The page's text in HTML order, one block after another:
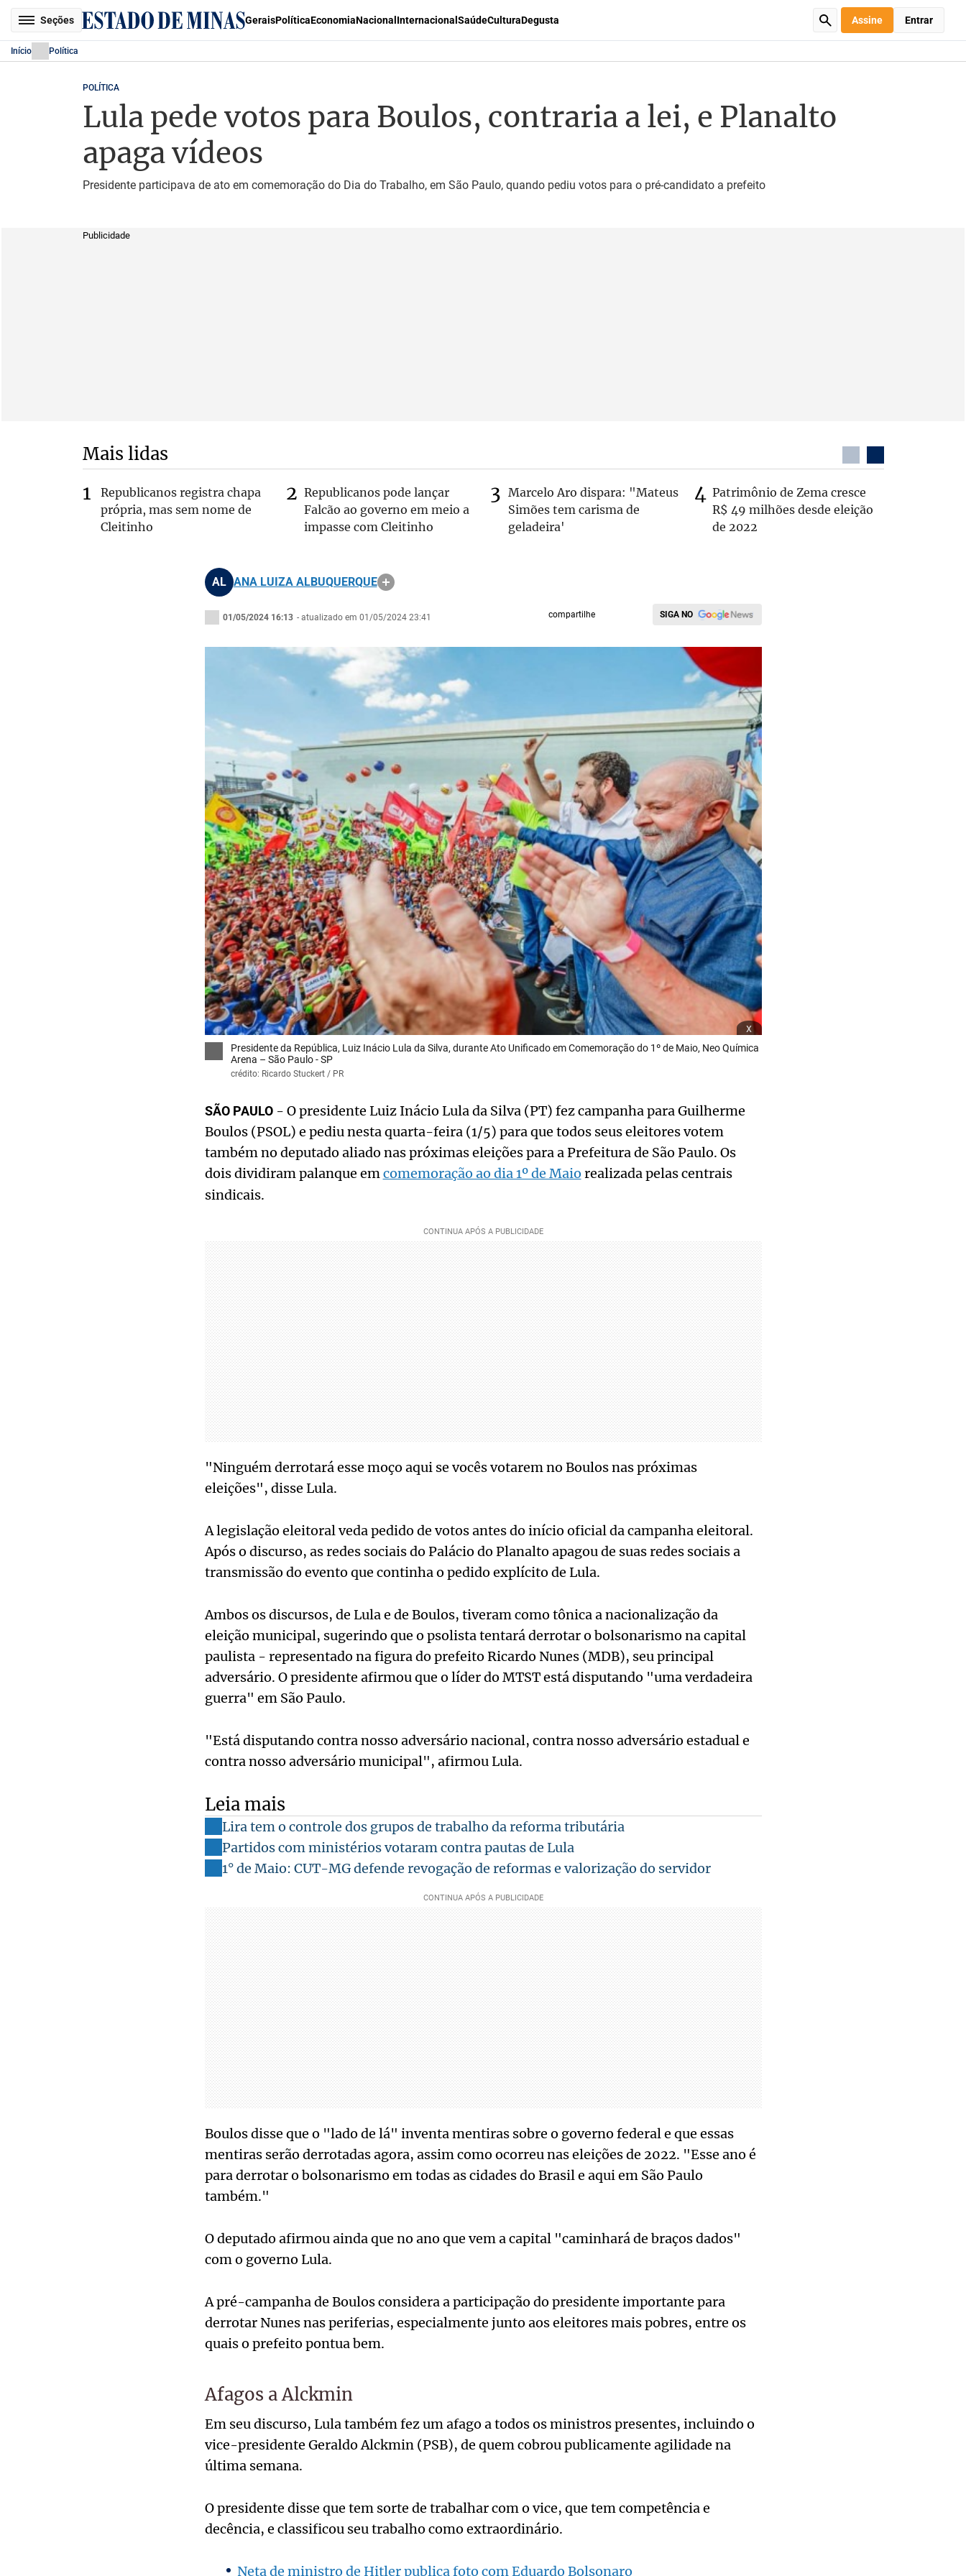
Seções GeraisPolíticaEconomiaNacional Internacional SaúdeCulturaDegusta Assine Entrar
Início Política
POLÍTICA
Lula pede votos para Boulos, contraria a lei, e Planalto
apaga vídeos
Presidente participava de ato em comemoração do Dia do Trabalho, em São Paulo, quando pediu votos para o pré-candidato a prefeito
Publicidade
Mais lidas
Republicanos registra chapa
própria, mas sem nome de
Cleitinho
Republicanos pode lançar
Falcão ao governo em meio a
impasse com Cleitinho
Marcelo Aro dispara: "Mateus
Simões tem carisma de
geladeira'
Patrimônio de Zema cresce
R$ 49 milhões desde eleição
de 2022
AL ANA LUIZA ALBUQUERQUE
01/05/2024 16:13 - atualizado em 01/05/2024 23:41 compartilhe SIGA NO
x
Presidente da República, Luiz Inácio Lula da Silva, durante Ato Unificado em Comemoração do 1º de Maio, Neo Química
Arena – São Paulo - SP
crédito: Ricardo Stuckert / PR
SÃO PAULO- O presidente Luiz Inácio Lula da Silva (PT) fez campanha para Guilherme
Boulos (PSOL) e pediu nesta quarta-feira (1/5) para que todos seus eleitores votem
também no deputado aliado nas próximas eleições para a Prefeitura de São Paulo. Os
dois dividiram palanque emcomemoração ao dia 1º de Maio realizada pelas centrais
sindicais.
"Ninguém derrotará esse moço aqui se vocês votarem no Boulos nas próximas
eleições", disse Lula.
A legislação eleitoral veda pedido de votos antes do início oficial da campanha eleitoral.
Após o discurso, as redes sociais do Palácio do Planalto apagou de suas redes sociais a
transmissão do evento que continha o pedido explícito de Lula.
Ambos os discursos, de Lula e de Boulos, tiveram como tônica a nacionalização da
eleição municipal, sugerindo que o psolista tentará derrotar o bolsonarismo na capital
paulista - representado na figura do prefeito Ricardo Nunes (MDB), seu principal
adversário. O presidente afirmou que o líder do MTST está disputando "uma verdadeira
guerra" em São Paulo.
"Está disputando contra nosso adversário nacional, contra nosso adversário estadual e
contra nosso adversário municipal", afirmou Lula.
Leia mais
Lira tem o controle dos grupos de trabalho da reforma tributária
Partidos com ministérios votaram contra pautas de Lula
1° de Maio: CUT-MG defende revogação de reformas e valorização do servidor
Boulos disse que o "lado de lá" inventa mentiras sobre o governo federal e que essas
mentiras serão derrotadas agora, assim como ocorreu nas eleições de 2022. "Esse ano é
para derrotar o bolsonarismo em todas as cidades do Brasil e aqui em São Paulo
também."
O deputado afirmou ainda que no ano que vem a capital "caminhará de braços dados"
com o governo Lula.
A pré-campanha de Boulos considera a participação do presidente importante para
derrotar Nunes nas periferias, especialmente junto aos eleitores mais pobres, entre os
quais o prefeito pontua bem.
Afagos a Alckmin
Em seu discurso, Lula também fez um afago a todos os ministros presentes, incluindo o
vice-presidente Geraldo Alckmin (PSB), de quem cobrou publicamente agilidade na
última semana.
O presidente disse que tem sorte de trabalhar com o vice, que tem competência e
decência, e classificou seu trabalho como extraordinário.
Neta de ministro de Hitler publica foto com Eduardo Bolsonaro